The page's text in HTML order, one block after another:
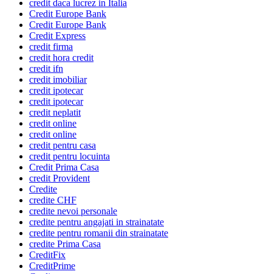
credit daca lucrez in Italia
Credit Europe Bank
Credit Europe Bank
Credit Express
credit firma
credit hora credit
credit ifn
credit imobiliar
credit ipotecar
credit ipotecar
credit neplatit
credit online
credit online
credit pentru casa
credit pentru locuinta
Credit Prima Casa
credit Provident
Credite
credite CHF
credite nevoi personale
credite pentru angajati in strainatate
credite pentru romanii din strainatate
credite Prima Casa
CreditFix
CreditPrime